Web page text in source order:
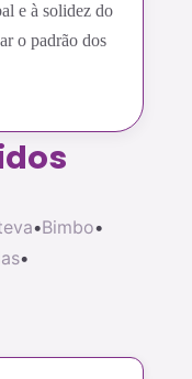
e à solidez do
o padrão dos
•Bimbo•
•